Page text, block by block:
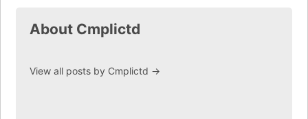
About Cmplictd
View all posts by Cmplictd →